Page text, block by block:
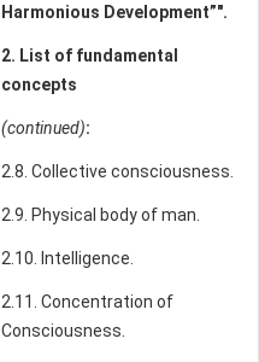
Harmonious Development”".
2. List of fundamental
concepts
(continued):
2.8. Collective consciousness.
2.9. Physical body of man.
2.10. Intelligence.
2.11. Concentration of
Consciousness.